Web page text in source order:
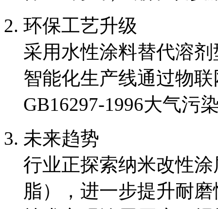
环保工艺升级
采用水性涂料替代溶
智能化生产线通过物
GB16297-1996大气污
未来趋势
行业正探索纳米改性
脂），进一步提升耐